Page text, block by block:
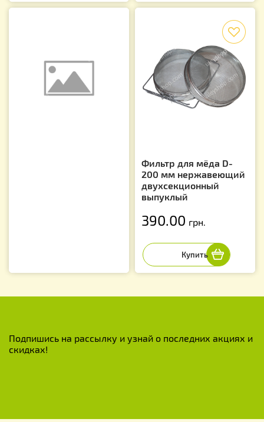
Фильтр для мёда D-
200 мм нержавеющий
двухсекционный
выпуклый
390.00 грн.
Подпишись на рассылку и узнай о последних акциях и
скидках!